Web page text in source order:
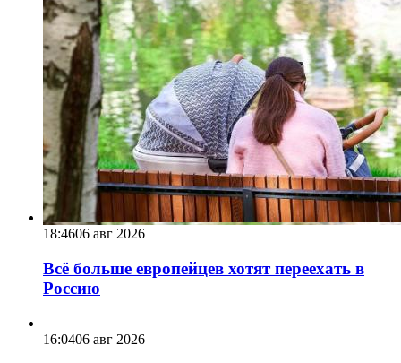
18:4606 авг 2026
Всё больше европейцев хотят переехать в
Россию
16:0406 авг 2026